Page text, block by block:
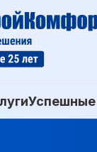
Успешные